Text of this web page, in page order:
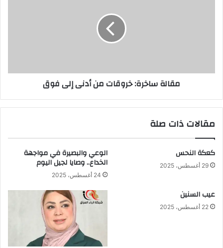
مقالة ساخرة: خروقات من أدنى إلى فوق
مقالات ذات صلة
كعكة النحس
29 أغسطس، 2025
الوعي والبصيرة في مواجهة
الخداع.. وصايا لجيل اليوم
24 أغسطس، 2025
عيب السنين
22 أغسطس، 2025